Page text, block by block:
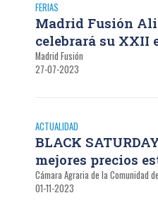
FERIAS
Madrid Fusión
celebrará su XXII
Madrid Fusión
27-07-2023
ACTUALIDAD
BLACK
mejores precios
Cámara Agraria de la Comunidad
01-11-2023